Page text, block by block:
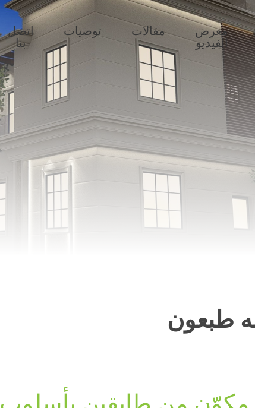
معرض
الفيديو
مقالات توصيات اتصل
بنا